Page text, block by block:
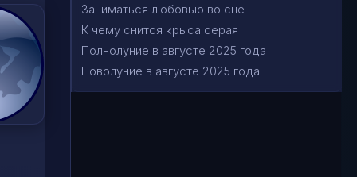
Заниматься любовью во сне
К чему снится крыса серая
Полнолуние в августе 2025 года
Новолуние в августе 2025 года